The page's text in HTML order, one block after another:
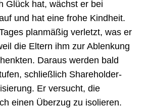
Glück hat, wächst er bei
und hat eine frohe Kindheit.
planmäßig verletzt, was er
die Eltern ihm zur Ablenkung
Daraus werden bald
schließlich Shareholder-
Er versucht, die
einen Überzug zu isolieren.